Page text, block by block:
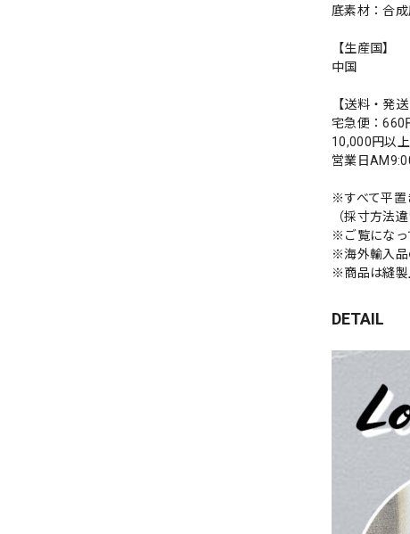
底素材：合
【生産国】
中国
【送料・発
宅急便：660
10,000円以
営業日
※すべて平置
（採寸方法
※ご覧になっ
※海外輸入品
※商品は縫製
DETAIL